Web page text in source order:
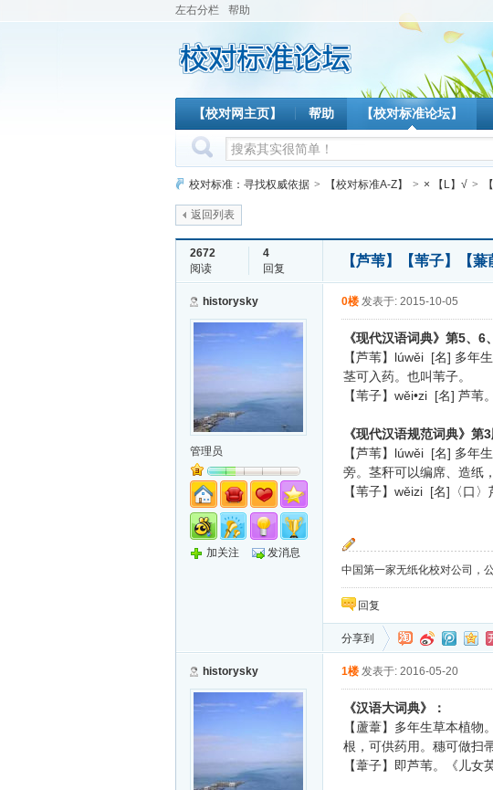
左右分栏 帮助
【校对网主页】 帮助 【校对标准论坛】
校对标准：寻找权威依据 > 【校对标准A-Z】 > × 【L】√ >
返回列表
2672
阅读
4
回复
【芦苇】【苇子】【蒹
historysky
管理员
加关注 发消息
0楼 发表于: 2015-10-05
《现代汉语词典》第5、6
【芦苇】 lúwěi [名] 多年
茎可入药。也叫苇子。
【苇子】 wěi•zi [名] 芦苇。
《现代汉语规范词典》第3
【芦苇】 lúwěi [名] 多年
旁。茎秆可以编席、造纸
【苇子】 wěizi [名]〈口〉
中国第一家无纸化校对公司，
回复
分享到
historysky 1楼 发表于: 2016-05-20
《汉语大词典》：
【蘆葦】多年生草本植
根，可供药用。穗可做扫帚
【葦子】即芦苇。《儿女